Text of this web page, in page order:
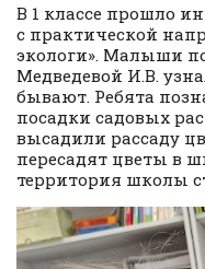
В 1 классе прошло
с практической
экологи». Малыши
Медведевой И.В.
бывают. Ребята
посадки садовых
высадили рассаду
пересадят цветы в
территория школы